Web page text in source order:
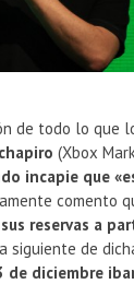
de todo lo que
(Xbox
incapie que
comento
reservas a
siguiente de
de diciembre